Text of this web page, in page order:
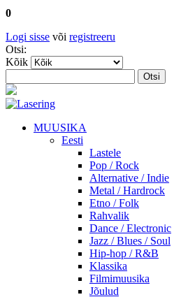
0
Logi sisse või registreeru
Otsi:
Kõik
Otsi
MUUSIKA
Eesti
Lastele
Pop / Rock
Alternative / Indie
Metal / Hardrock
Etno / Folk
Rahvalik
Dance / Electronic
Jazz / Blues / Soul
Hip-hop / R&B
Klassika
Filmimuusika
Jõulud